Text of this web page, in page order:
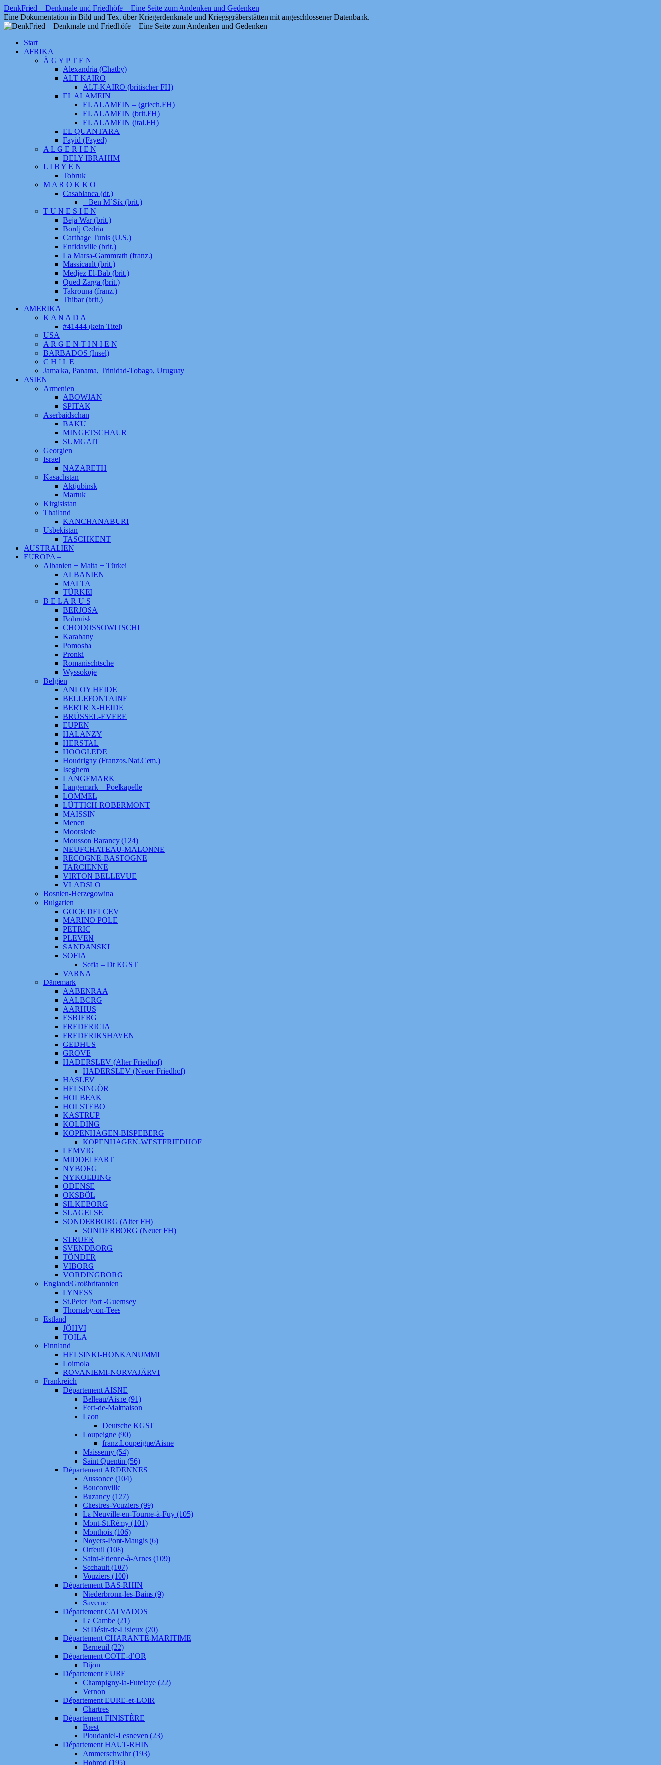
Zum
Inhalt
springen
DenkFried – Denkmale und Friedhöfe – Eine Seite zum Andenken und Gedenken
Eine Dokumentation in Bild und Text über Kriegerdenkmale und Kriegsgräberstätten mit angeschlossener Datenbank.
Start
AFRIKA
Ä G Y P T E N
Alexandria (Chatby)
ALT KAIRO
ALT-KAIRO (britischer FH)
EL ALAMEIN
EL ALAMEIN – (griech.FH)
EL ALAMEIN (brit.FH)
EL ALAMEIN (ital.FH)
EL QUANTARA
Fayid (Fayed)
A L G E R I E N
DELY IBRAHIM
L I B Y E N
Tobruk
M A R O K K O
Casablanca (dt.)
– Ben M`Sik (brit.)
T U N E S I E N
Beja War (brit.)
Bordj Cedria
Carthage Tunis (U.S.)
Enfidaville (brit.)
La Marsa-Gammrath (franz.)
Massicault (brit.)
Medjez El-Bab (brit.)
Qued Zarga (brit.)
Takrouna (franz.)
Thibar (brit.)
AMERIKA
K A N A D A
#41444 (kein Titel)
USA
A R G E N T I N I E N
BARBADOS (Insel)
C H I L E
Jamaika, Panama, Trinidad-Tobago, Uruguay
ASIEN
Armenien
ABOWJAN
SPITAK
Aserbaidschan
BAKU
MINGETSCHAUR
SUMGAIT
Georgien
Israel
NAZARETH
Kasachstan
Aktjubinsk
Martuk
Kirgisistan
Thailand
KANCHANABURI
Usbekistan
TASCHKENT
AUSTRALIEN
EUROPA –
Albanien + Malta + Türkei
ALBANIEN
MALTA
TÜRKEI
B E L A R U S
BERJOSA
Bobruisk
CHODOSSOWITSCHI
Karabany
Pomosha
Pronki
Romanischtsche
Wyssokoje
Belgien
ANLOY HEIDE
BELLEFONTAINE
BERTRIX-HEIDE
BRÜSSEL-EVERE
EUPEN
HALANZY
HERSTAL
HOOGLEDE
Houdrigny (Franzos.Nat.Cem.)
Iseghem
LANGEMARK
Langemark – Poelkapelle
LOMMEL
LÜTTICH ROBERMONT
MAISSIN
Menen
Moorslede
Mousson Barancy (124)
NEUFCHATEAU-MALONNE
RECOGNE-BASTOGNE
TARCIENNE
VIRTON BELLEVUE
VLADSLO
Bosnien-Herzegowina
Bulgarien
GOCE DELCEV
MARINO POLE
PETRIC
PLEVEN
SANDANSKI
SOFIA
Sofia – Dt KGST
VARNA
Dänemark
AABENRAA
AALBORG
AARHUS
ESBJERG
FREDERICIA
FREDERIKSHAVEN
GEDHUS
GROVE
HADERSLEV (Alter Friedhof)
HADERSLEV (Neuer Friedhof)
HASLEV
HELSINGÖR
HOLBEAK
HOLSTEBO
KASTRUP
KOLDING
KOPENHAGEN-BISPEBERG
KOPENHAGEN-WESTFRIEDHOF
LEMVIG
MIDDELFART
NYBORG
NYKOEBING
ODENSE
OKSBÖL
SILKEBORG
SLAGELSE
SONDERBORG (Alter FH)
SONDERBORG (Neuer FH)
STRUER
SVENDBORG
TÖNDER
VIBORG
VORDINGBORG
England/Großbritannien
LYNESS
St.Peter Port -Guernsey
Thornaby-on-Tees
Estland
JÖHVI
TOILA
Finnland
HELSINKI-HONKANUMMI
Loimola
ROVANIEMI-NORVAJÄRVI
Frankreich
Département AISNE
Belleau/Aisne (91)
Fort-de-Malmaison
Laon
Deutsche KGST
Loupeigne (90)
franz.Loupeigne/Aisne
Maissemy (54)
Saint Quentin (56)
Département ARDENNES
Aussonce (104)
Bouconville
Buzancy (127)
Chestres-Vouziers (99)
La Neuville-en-Tourne-à-Fuy (105)
Mont-St.Rémy (101)
Monthois (106)
Noyers-Pont-Maugis (6)
Orfeuil (108)
Saint-Etienne-à-Arnes (109)
Sechault (107)
Vouziers (100)
Département BAS-RHIN
Niederbronn-les-Bains (9)
Saverne
Département CALVADOS
La Cambe (21)
St.Désir-de-Lisieux (20)
Département CHARANTE-MARITIME
Berneuil (22)
Département COTE-d’OR
Dijon
Département EURE
Champigny-la-Futelaye (22)
Vernon
Département EURE-et-LOIR
Chartres
Département FINISTÈRE
Brest
Ploudaniel-Lesneven (23)
Département HAUT-RHIN
Ammerschwihr (193)
Hohrod (195)